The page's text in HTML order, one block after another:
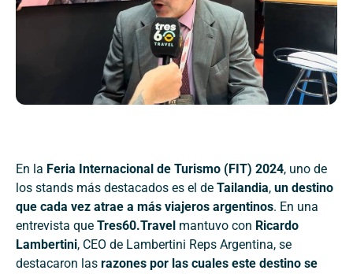
En la Feria Internacional de Turismo (FIT) 2024, uno de
los stands más destacados es el de Tailandia, un destino
que cada vez atrae a más viajeros argentinos. En una
entrevista que Tres60.Travel mantuvo con Ricardo
Lambertini, CEO de Lambertini Reps Argentina, se
destacaron las razones por las cuales este destino se